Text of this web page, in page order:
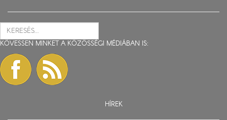
KÖVESSEN MINKET A KÖZÖSSÉGI MÉDIÁBAN IS:
HÍREK